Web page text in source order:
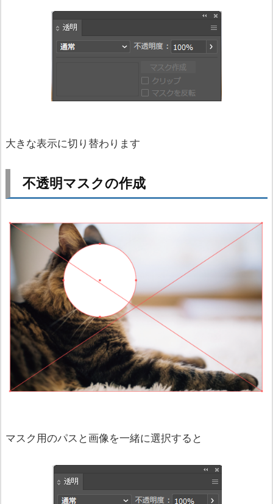
大きな表示に切り替わります
不透明マスクの作成
マスク用のパスと画像を一緒に選択すると